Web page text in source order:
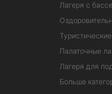
Лагеря с
Палаточные
Лагеря для
Больше